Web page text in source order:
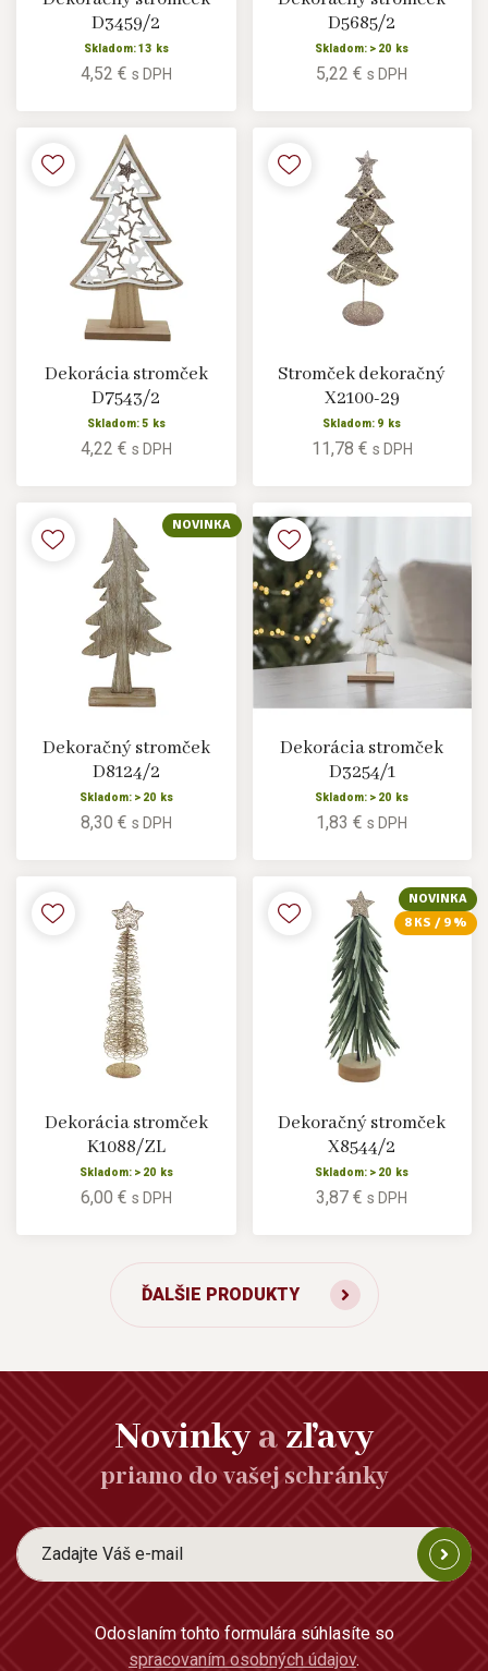
D3459/2
Skladom: 13 ks
4,52 € s DPH
D5685/2
Skladom: > 20 ks
5,22 €s DPH
Dekorácia stromček
D7543/2
Skladom: 5 ks
4,22 € s DPH
Stromček dekoračný
X2100-29
Skladom: 9 ks
11,78 € s DPH
NOVINKA
Dekoračný stromček
D8124/2
Skladom: > 20 ks
8,30 € s DPH
Dekorácia stromček
D3254/1
Skladom: > 20 ks
1,83 €s DPH
Dekorácia stromček
K1088/ZL
Skladom: > 20 ks
6,00 € s DPH
NOVINKA
8 KS / 9 %
Dekoračný stromček
X8544/2
Skladom: > 20 ks
3,87 €s DPH
ĎALŠIE PRODUKTY
Novinkyazľavy
priamo do vašej schránky
Odoslaním tohto formulára súhlasíte so
spracovaním osobných údajov.